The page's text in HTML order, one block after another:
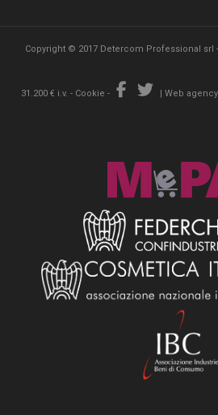
Copyright © 2017 Detercom Professional srl -
31.200 € i.v. - Cookie - | Web